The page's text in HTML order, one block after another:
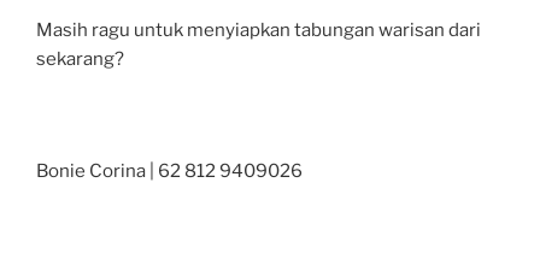
Masih ragu untuk menyiapkan tabungan warisan dari
sekarang?
Bonie Corina | 62 812 9409026